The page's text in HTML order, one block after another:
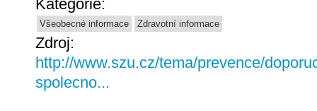
Kategorie:
Všeobecné informace Zdravotní informace
Zdroj:
http://www.szu.cz/tema/prevence/
spolecno...